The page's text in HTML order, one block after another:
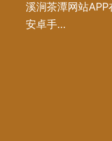
溪涧茶潭网站APP
安卓手…